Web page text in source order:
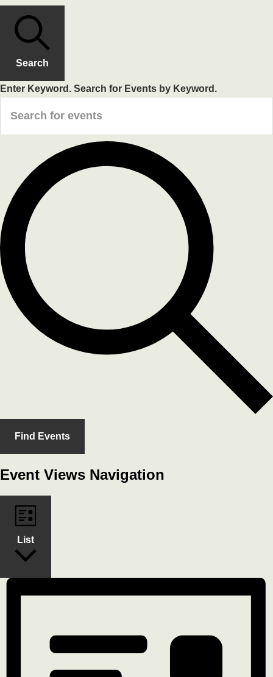
Search
Enter Keyword. Search for Events by Keyword.
Find Events
Event Views Navigation
List